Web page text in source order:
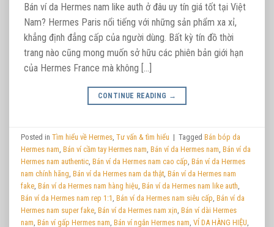
Bán ví da Hermes nam like auth ở đâu uy tín giá tốt tại Việt
Nam? Hermes Paris nổi tiếng với những sản phẩm xa xỉ,
khẳng định đẳng cấp của người dùng. Bất kỳ tín đồ thời
trang nào cũng mong muốn sở hữu các phiên bản giới hạn
của Hermes France mà không […]
CONTINUE READING →
Posted inTìm hiểu về Hermes ,Tư vấn & tìm hiểu | TaggedBán bóp da
Hermes nam ,Bán ví cầm tay Hermes nam ,Bán ví da Hermes nam ,Bán ví da
Hermes nam authentic ,Bán ví da Hermes nam cao cấp ,Bán ví da Hermes
nam chính hãng ,Bán ví da Hermes nam da thật ,Bán ví da Hermes nam
fake ,Bán ví da Hermes nam hàng hiệu ,Bán ví da Hermes nam like auth
Bán ví da Hermes nam rep 1:1 ,Bán ví da Hermes nam siêu cấp ,Bán ví da
Hermes nam super fake ,Bán ví da Hermes nam xịn ,Bán ví dài Hermes
nam ,Bán ví gấp Hermes nam ,Bán ví ngắn Hermes nam ,VÍ DA HÀNG HIỆU